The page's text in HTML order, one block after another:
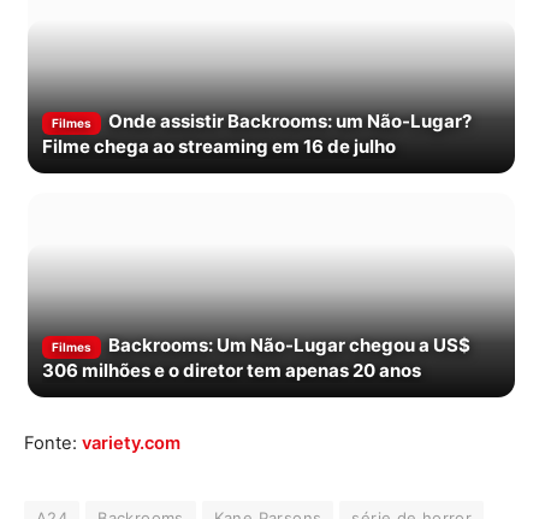
Filmes
Onde assistir Backrooms: um Não-Lugar?
Filme chega ao streaming em 16 de julho
Filmes
Backrooms: Um Não-Lugar chegou a US$
306 milhões e o diretor tem apenas 20 anos
Fonte: variety.com